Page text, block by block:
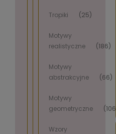
Tropiki (25)
Motywy
realistyczne
(186)
Motywy
abstrakcyjne
(66)
Motywy
geometryczne
(106)
Wzory